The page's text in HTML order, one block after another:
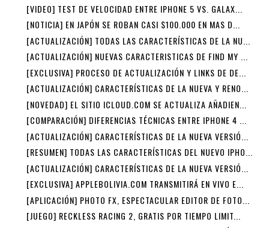
[VIDEO] TEST DE VELOCIDAD ENTRE IPHONE 5 VS. GALAX...
[NOTICIA] EN JAPÓN SE ROBAN CASI $100.000 EN MAS D...
[ACTUALIZACIÓN] TODAS LAS CARACTERÍSTICAS DE LA NU...
[ACTUALIZACIÓN] NUEVAS CARACTERISTICAS DE FIND MY ...
[EXCLUSIVA] PROCESO DE ACTUALIZACIÓN Y LINKS DE DE...
[ACTUALIZACIÓN] CARACTERÍSTICAS DE LA NUEVA Y RENO...
[NOVEDAD] EL SITIO ICLOUD.COM SE ACTUALIZA AÑADIEN...
[COMPARACIÓN] DIFERENCIAS TÉCNICAS ENTRE IPHONE 4 ...
[ACTUALIZACIÓN] CARACTERÍSTICAS DE LA NUEVA VERSIÓ...
[RESUMEN] TODAS LAS CARACTERÍSTICAS DEL NUEVO IPHO...
[ACTUALIZACIÓN] CARACTERÍSTICAS DE LA NUEVA VERSIÓ...
[EXCLUSIVA] APPLEBOLIVIA.COM TRANSMITIRÁ EN VIVO E...
[APLICACIÓN] PHOTO FX, ESPECTACULAR EDITOR DE FOTO...
[JUEGO] RECKLESS RACING 2, GRATIS POR TIEMPO LIMIT...